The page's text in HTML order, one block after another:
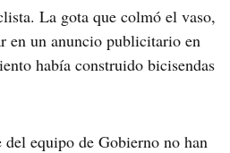
La gota que colmó el vaso,
en un anuncio publicitario en
había construido bicisendas
del equipo de Gobierno no han